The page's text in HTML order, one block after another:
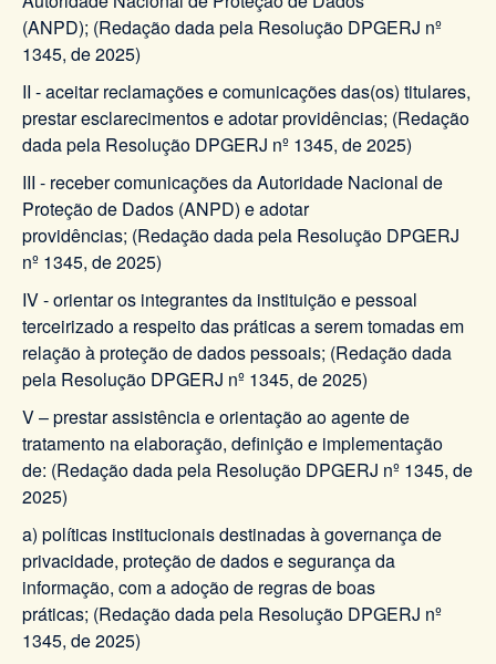
(ANPD); (Redação dada pela Resolução DPGERJ nº
1345, de 2025)
II - aceitar reclamações e comunicações das(os) titulares,
prestar esclarecimentos e adotar providências; (Redação
dada pela Resolução DPGERJ nº 1345, de 2025)
III - receber comunicações da Autoridade Nacional de
Proteção de Dados (ANPD) e adotar
providências; (Redação dada pela Resolução DPGERJ
nº 1345, de 2025)
IV - orientar os integrantes da instituição e pessoal
terceirizado a respeito das práticas a serem tomadas em
relação à proteção de dados pessoais; (Redação dada
pela Resolução DPGERJ nº 1345, de 2025)
V– prestar assistência e orientação ao agente de
tratamento na elaboração, definição e implementação
de: (Redação dada pela Resolução DPGERJ nº 1345, de
2025)
a) políticas institucionais destinadas à governança de
privacidade, proteção de dados e segurança da
informação, com a adoção de regras de boas
práticas; (Redação dada pela Resolução DPGERJ nº
1345, de 2025)